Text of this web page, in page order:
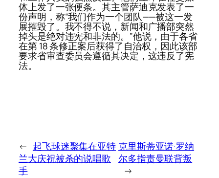
体上发了一张便条。其主管萨迪克发表了一
份声明，称“我们作为一个团队——被这一发
展摧毁了。我不得不说，新闻和广播部突然
掉头是绝对违宪和非法的。”他说，由于各省
在第 18 条修正案后获得了自治权，因此该部
要求省审查委员会遵循其决定，这违反了宪
法。
← 起飞球迷聚集在亚特
兰大庆祝被杀的说唱歌
手
克里斯蒂亚诺·罗纳
尔多指责曼联背叛
→